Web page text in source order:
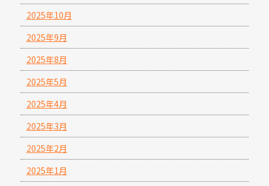
2025年10月
2025年9月
2025年8月
2025年5月
2025年4月
2025年3月
2025年2月
2025年1月